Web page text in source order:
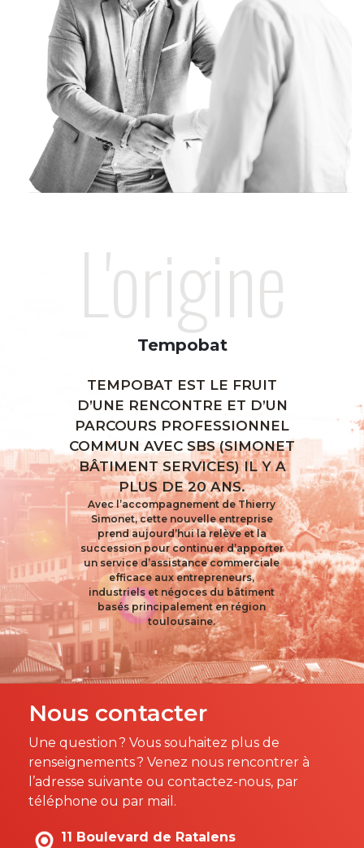
L'origine
Tempobat
TEMPOBAT EST LE FRUIT
D’UNE RENCONTRE ET D’UN
PARCOURS PROFESSIONNEL
COMMUN AVEC SBS (SIMONET
BÂTIMENT SERVICES) IL Y A
PLUS DE 20 ANS.
Avec l’accompagnement de Thierry
Simonet, cette nouvelle entreprise
prend aujourd’hui la relève et la
succession pour continuer d’apporter
un service d’assistance commerciale
efficace aux entrepreneurs,
industriels et négoces du bâtiment
basés principalement en région
toulousaine.
Nous contacter
Une question ? Vous souhaitez plus de
renseignements ? Venez nous rencontrer à
l’adresse suivante ou contactez-nous, par
téléphone ou par mail.
11 Boulevard de Ratalens